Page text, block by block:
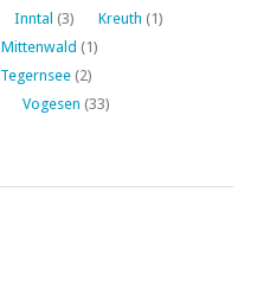
Inntal (3) Kreuth (1)
Mittenwald (1)
Tegernsee (2)
Vogesen (33)